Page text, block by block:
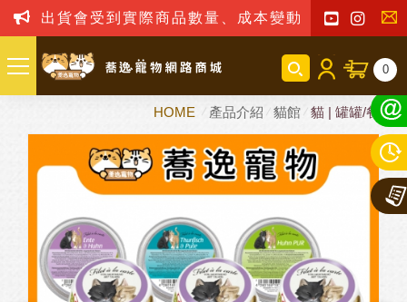
出貨會受到實際商品數量、成本變動之影響，我司保
聯
我
們
0
HOME 產品介紹 貓館 貓 | 罐罐/餐包